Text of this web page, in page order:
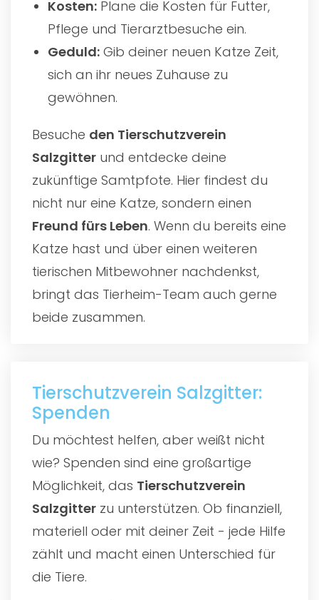
Kosten: Plane die Kosten für Futter,
Pflege und Tierarztbesuche ein.
Geduld: Gib deiner neuen Katze Zeit,
sich an ihr neues Zuhause zu
gewöhnen.
Besuche den Tierschutzverein
Salzgitter und entdecke deine
zukünftige Samtpfote. Hier findest du
nicht nur eine Katze, sondern einen
Freund fürs Leben. Wenn du bereits eine
Katze hast und über einen weiteren
tierischen Mitbewohner nachdenkst,
bringt das Tierheim-Team auch gerne
beide zusammen.
Tierschutzverein Salzgitter:
Spenden
Du möchtest helfen, aber weißt nicht
wie? Spenden sind eine großartige
Möglichkeit, das Tierschutzverein
Salzgitter zu unterstützen. Ob finanziell,
materiell oder mit deiner Zeit - jede Hilfe
zählt und macht einen Unterschied für
die Tiere.